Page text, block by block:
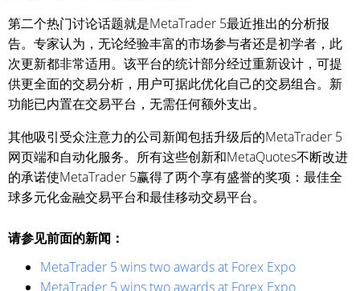
第二个热门讨论话题就是MetaTrader 5最近推出的分析报
告。专家认为，无论经验丰富的市场参与者还是初学者，此
次更新都非常适用。该平台的统计部分经过重新设计，可提
供更全面的交易分析，用户可据此优化自己的交易组合。新
功能已内置在交易平台，无需任何额外支出。
其他吸引受众注意力的公司新闻包括升级后的MetaTrader 5
网页端和自动化服务。所有这些创新和MetaQuotes不断改进
的承诺使MetaTrader 5赢得了两个享有盛誉的奖项：最佳全
球多元化金融交易平台和最佳移动交易平台。
请参见前面的新闻：
MetaTrader 5 wins two awards at Forex Expo
MetaTrader 5 wins two awards at Forex Expo